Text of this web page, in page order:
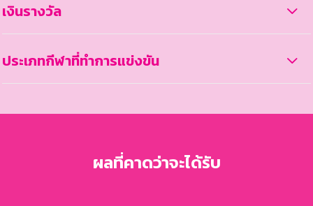
เงินรางวัล
ประเภทกีฬาที่ทำการแข่งขัน
ผลที่คาดว่าจะได้รับ